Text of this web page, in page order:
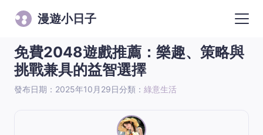
漫遊小日子
免費2048遊戲推薦：樂趣、策略與
挑戰兼具的益智選擇
發布日期：2025年10月29日分類： 綠意生活